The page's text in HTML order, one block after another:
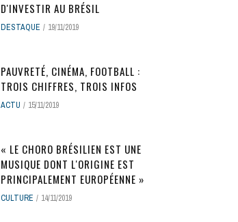
D'INVESTIR AU BRÉSIL
DESTAQUE 19/11/2019
PAUVRETÉ, CINÉMA, FOOTBALL :
TROIS CHIFFRES, TROIS INFOS
ACTU 15/11/2019
« LE CHORO BRÉSILIEN EST UNE
MUSIQUE DONT L'ORIGINE EST
PRINCIPALEMENT EUROPÉENNE »
CULTURE 14/11/2019